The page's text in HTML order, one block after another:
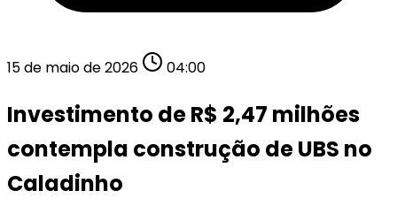
15 de maio de 2026 04:00
Investimento de R$ 2,47 milhões
contempla construção de UBS no
Caladinho